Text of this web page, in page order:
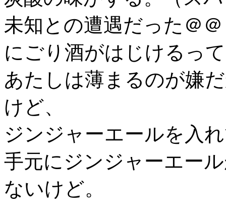
未知との遭遇だった＠
にごり酒がはじけるっ
あたしは薄まるのが嫌
けど、
ジンジャーエールを入
手元にジンジャーエー
ないけど。